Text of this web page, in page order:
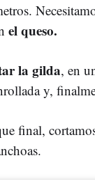
el queso.
la gilda, en
y,
final,